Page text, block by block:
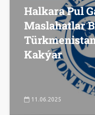
Halkara Pul
Maslahatlar
Kakýar
11.06.2025